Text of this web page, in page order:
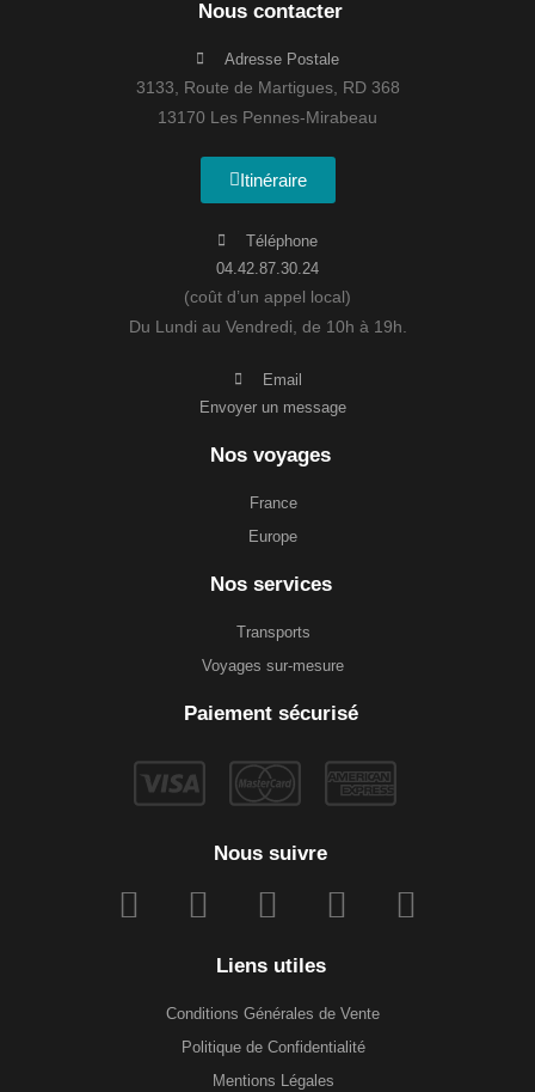
Nous contacter
Adresse Postale
3133, Route de Martigues, RD 368
13170 Les Pennes-Mirabeau
Itinéraire
Téléphone
04.42.87.30.24
(coût d’un appel local)
Du Lundi au Vendredi, de 10h à 19h.
Email
Envoyer un message
Nos voyages
France
Europe
Nos services
Transports
Voyages sur-mesure
Paiement sécurisé
Nous suivre
Liens utiles
Conditions Générales de Vente
Politique de Confidentialité
Mentions Légales